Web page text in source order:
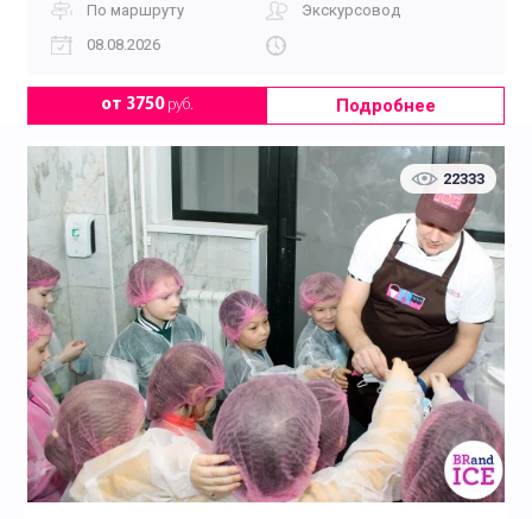
По маршруту
Экскурсовод
08.08.2026
от 3750руб. Подробнее
22333